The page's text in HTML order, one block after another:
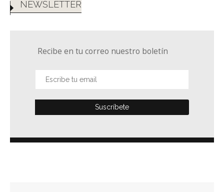
NEWSLETTER
Recibe en tu correo nuestro boletín